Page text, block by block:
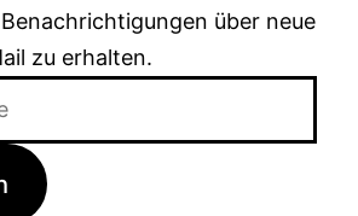
über neue
zu erhalten.